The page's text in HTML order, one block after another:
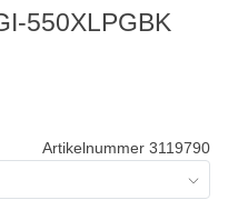
Artikelnummer 3119790
550XLPGBK